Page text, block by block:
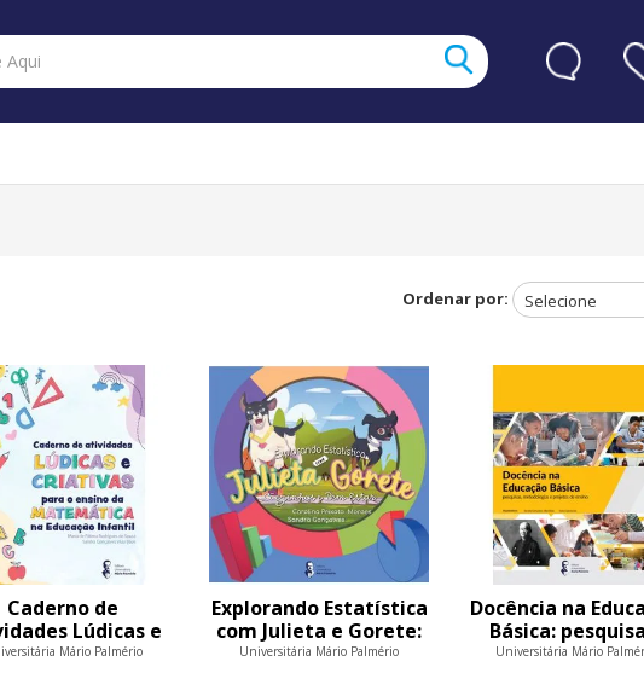
Ordenar por:
Caderno de
Lúdicas e
para o
Mário Palmério
Explorando Estatística
com Julieta e Gorete:
Cãezinhos e Bem-
Universitária Mário Palmério
Docência na
Básica:
metodologias
Universitária Mário